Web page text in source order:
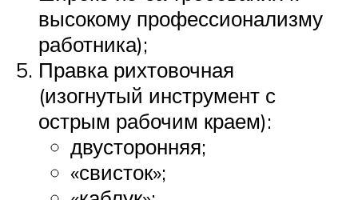
высокому профессионализму
работника);
Правка рихтовочная
(изогнутый инструмент с
острым рабочим краем):
двусторонняя;
«свисток»;